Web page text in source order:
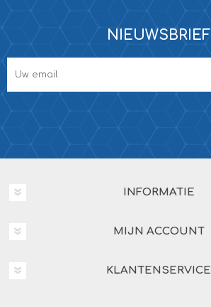
NIEUWSBRIEF
INFORMATIE
MIJN ACCOUNT
KLANTENSERVICE